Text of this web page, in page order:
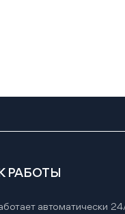
РАБОТЫ
автоматически